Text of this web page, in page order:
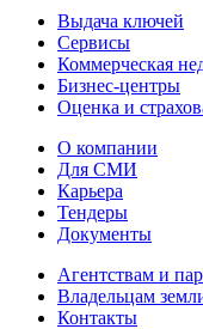
Выдача ключей
Сервисы
Коммерческая
Бизнес-центры
Оценка и
О компании
Для СМИ
Карьера
Тендеры
Документы
Агентствам и
Владельцам
Контакты